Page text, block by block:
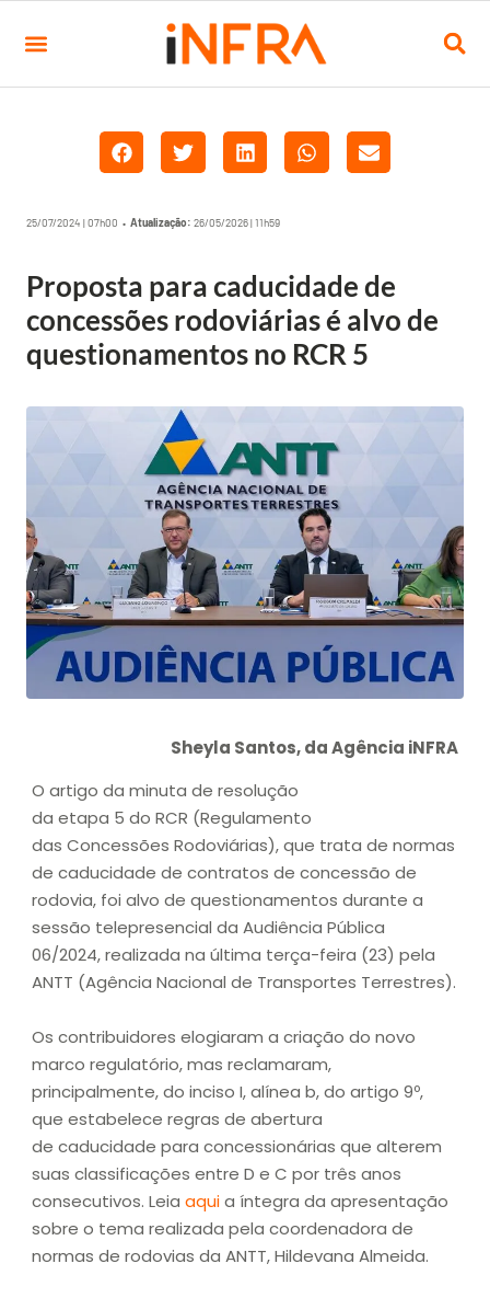
25/07/2024 | 07h00 • Atualização: 26/05/2026 | 11h59
Proposta para caducidade de
concessões rodoviárias é alvo de
questionamentos no RCR 5
Sheyla Santos, da Agência iNFRA
O artigo da minuta de resolução
da etapa 5 do RCR (Regulamento
das Concessões Rodoviárias), que trata de normas
de caducidade de contratos de concessão de
rodovia, foi alvo de questionamentos durante a
sessão telepresencial da Audiência Pública
06/2024, realizada na última terça-feira (23) pela
ANTT (Agência Nacional de Transportes Terrestres).
Os contribuidores elogiaram a criação do novo
marco regulatório, mas reclamaram,
principalmente, do inciso I, alínea b, do artigo 9º,
que estabelece regras de abertura
de caducidade para concessionárias que alterem
suas classificações entre D e C por três anos
consecutivos. Leia aquia íntegra da apresentação
sobre o tema realizada pela coordenadora de
normas de rodovias da ANTT, Hildevana Almeida.